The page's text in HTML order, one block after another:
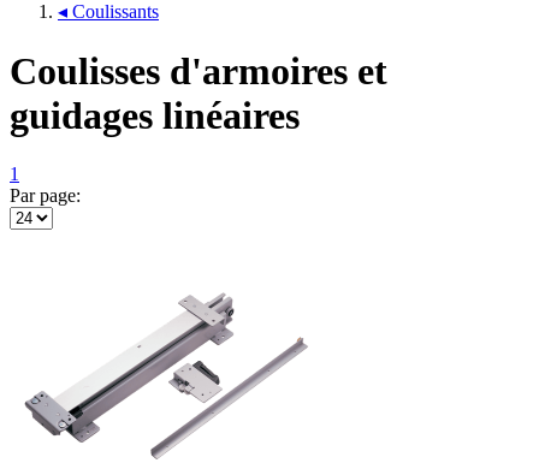
◂ Coulissants
Coulisses d'armoires et
guidages linéaires
1
Par page: